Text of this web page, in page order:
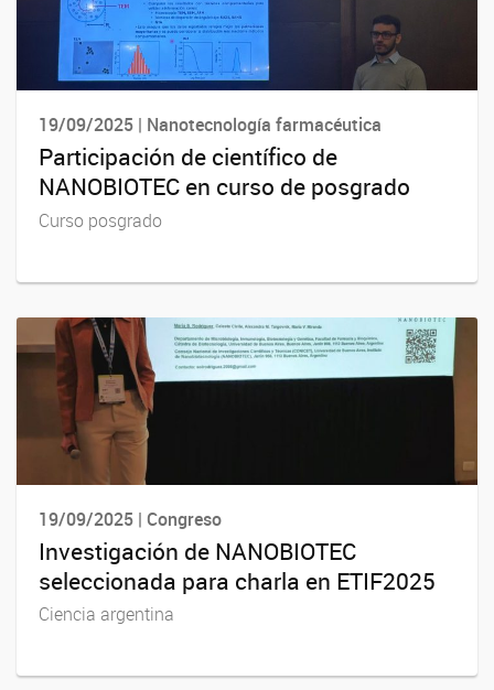
19/09/2025 | Nanotecnología farmacéutica
Participación de científico de
NANOBIOTEC en curso de posgrado
Curso posgrado
19/09/2025 | Congreso
Investigación de NANOBIOTEC
seleccionada para charla en ETIF2025
Ciencia argentina